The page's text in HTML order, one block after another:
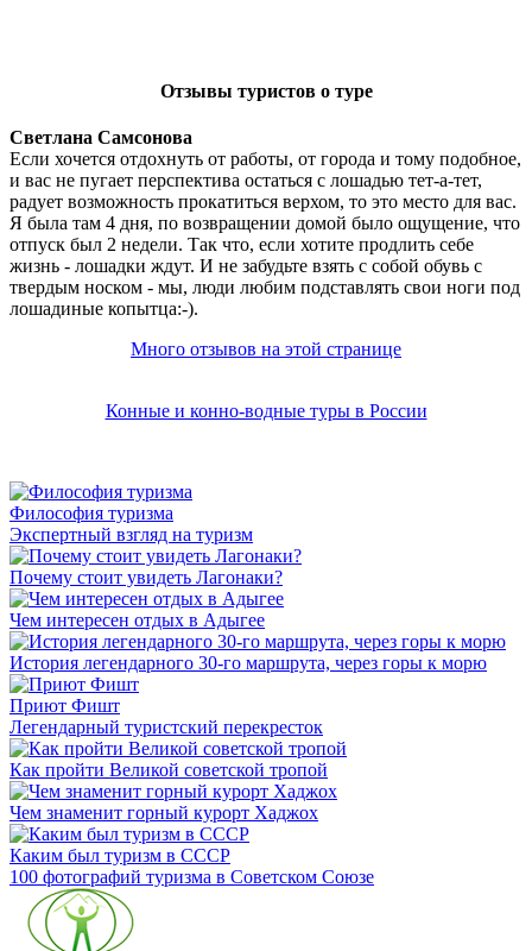
Отзывы туристов о туре
Светлана Самсонова
Если хочется отдохнуть от работы, от города и тому подобное,
и вас не пугает перспектива остаться с лошадью тет-а-тет,
радует возможность прокатиться верхом, то это место для вас.
Я была там 4 дня, по возвращении домой было ощущение, что
отпуск был 2 недели. Так что, если хотите продлить себе
жизнь - лошадки ждут. И не забудьте взять с собой обувь с
твердым носком - мы, люди любим подставлять свои ноги под
лошадиные копытца:-).
Много отзывов на этой странице
Конные и конно-водные туры в России
Философия туризма
Экспертный взгляд на туризм
Почему стоит увидеть Лагонаки?
Чем интересен отдых в Адыгее
История легендарного 30-го маршрута, через горы к морю
Приют Фишт
Легендарный туристский перекресток
Как пройти Великой советской тропой
Чем знаменит горный курорт Хаджох
Каким был туризм в СССР
100 фотографий туризма в Советском Союзе